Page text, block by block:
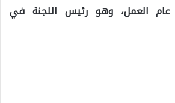
عام العمل، وهو رئيس اللجنة في